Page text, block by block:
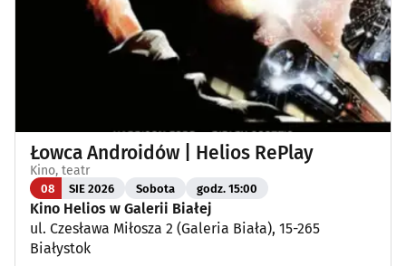
Łowca Androidów | Helios RePlay
Kino, teatr
08 SIE 2026 Sobota godz. 15:00
Kino Helios w Galerii Białej
ul. Czesława Miłosza 2 (Galeria Biała), 15-265
Białystok